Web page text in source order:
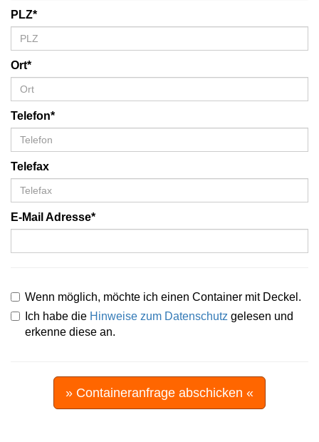
PLZ*
Ort*
Telefon*
Telefax
E-Mail Adresse*
Wenn möglich, möchte ich einen Container mit Deckel.
Ich habe die Hinweise zum Datenschutz gelesen und
erkenne diese an.
» Containeranfrage abschicken «